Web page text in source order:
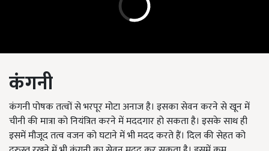
कंगनी
कंगनी पोषक तत्वों से भरपूर मोटा अनाज है। इसका सेवन करने से खून में
चीनी की मात्रा को नियंत्रित करने में मददगार हो सकता है। इसके साथ ही
इसमें मौजूद तत्व वजन को घटाने में भी मदद करते हैं। दिल की सेहत को